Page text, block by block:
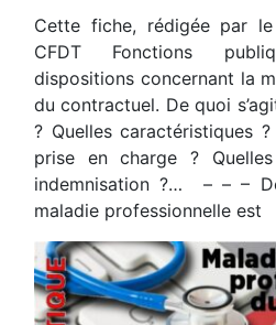
Cette fiche, rédigée par
CFDT Fonctions
dispositions concernant la
du contractuel. De quoi
? Quelles caractéristiques
prise en charge ?
indemnisation ?… – – –
maladie professionnelle est